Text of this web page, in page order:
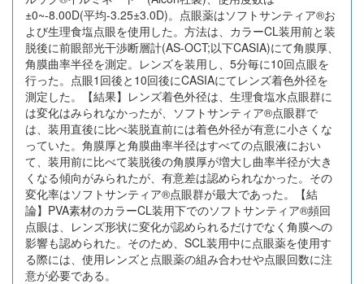
±0~-8.00D(平均-3.25±3.0D)。点眼薬はソフトサンティア®お
よび生理食塩点眼を使用した。方法は、カラーCL装用前と装
脱後に前眼部光干渉断層計(AS-OCT;以下CASIA)にて角膜厚、
角膜曲率半径を測定。レンズを装用し、5分毎に10回点眼を
行った。点眼1回後と10回後にCASIAにてレンズ着色外径を
測定した。【結果】レンズ着色外径は、生理食塩水点眼群に
は変化はみられなかったが、ソフトサンティア®点眼群で
は、装用直後に比べ装脱直前には着色外径が有意に小さくな
っていた。角膜厚と角膜曲率半径はすべての点眼液におい
て、装用前に比べて装脱後の角膜厚が増大し曲率半径が大き
くなる傾向がみられたが、有意差は認められなかった。その
変化率はソフトサンティア®点眼群が最大であった。【結
論】PVA素材のカラーCL装用下でのソフトサンティア®頻回
点眼は、レンズ形状に変化が認められるだけでなく角膜への
影響も認められた。そのため、SCL装用中に点眼薬を使用す
る際には、使用レンズと点眼薬の組み合わせや点眼回数に注
意が必要である。